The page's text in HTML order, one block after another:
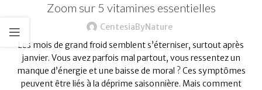
Zoom sur 5 vitamines essentielles
CentesiaByNature
Les mois de grand froid semblent s’éterniser, surtout après
janvier. Vous avez parfois mal partout, vous ressentez un
manque d’énergie et une baisse de moral ? Ces symptômes
peuvent être liés à la déprime saisonnière. Mais comment